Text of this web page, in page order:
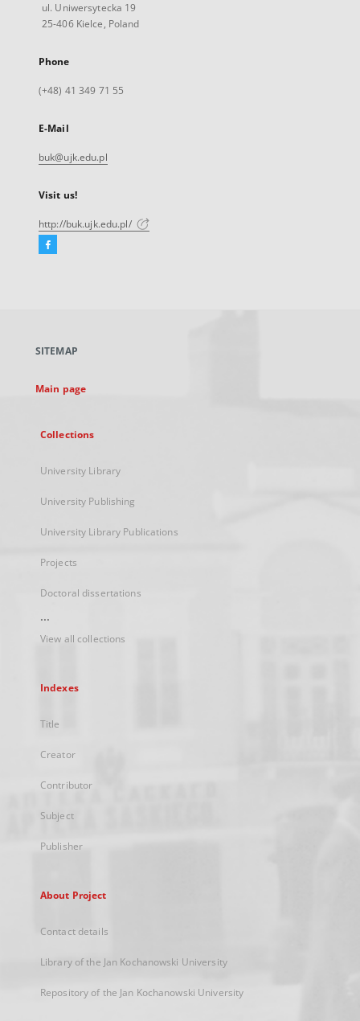
ul. Uniwersytecka 19
25-406 Kielce, Poland
Phone
(+48) 41 349 71 55
E-Mail
buk@ujk.edu.pl
Visit us!
http://buk.ujk.edu.pl/
Facebook
new
SITEMAP
Main page
Collections
University Library
University Publishing
University Library Publications
Projects
Doctoral dissertations
...
View all collections
Indexes
Title
Creator
Contributor
Subject
Publisher
About Project
Contact details
Library of the Jan Kochanowski University
Repository of the Jan Kochanowski University